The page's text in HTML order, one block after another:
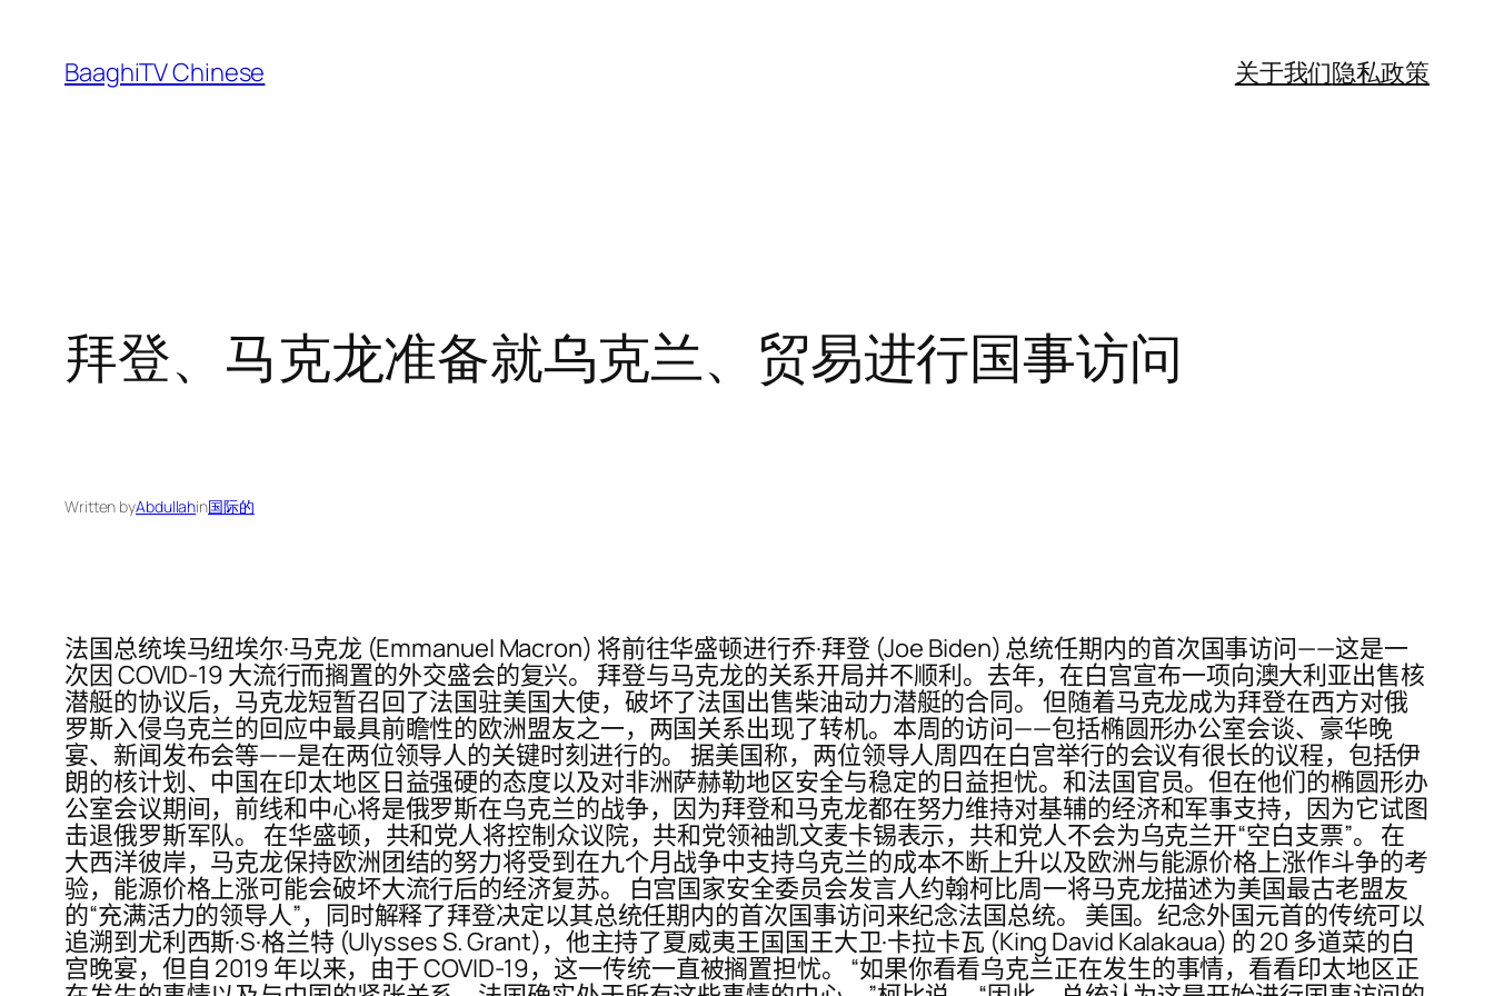
content
BaaghiTV Chinese 关于我们隐私政策
拜登、马克龙准备就乌克兰、贸易进行国事访问
Written byAbdullahin国际的
法国总统埃马纽埃尔·马克龙 (Emmanuel Macron) 将前往华盛顿进行乔·拜登 (Joe Biden) 总统任期内的首次国事访问——这是一
次因 COVID-19 大流行而搁置的外交盛会的复兴。 拜登与马克龙的关系开局并不顺利。去年，在白宫宣布一项向澳大利亚出售核
潜艇的协议后，马克龙短暂召回了法国驻美国大使，破坏了法国出售柴油动力潜艇的合同。 但随着马克龙成为拜登在西方对俄
罗斯入侵乌克兰的回应中最具前瞻性的欧洲盟友之一，两国关系出现了转机。本周的访问——包括椭圆形办公室会谈、豪华晚
宴、新闻发布会等——是在两位领导人的关键时刻进行的。 据美国称，两位领导人周四在白宫举行的会议有很长的议程，包括伊
朗的核计划、中国在印太地区日益强硬的态度以及对非洲萨赫勒地区安全与稳定的日益担忧。和法国官员。但在他们的椭圆形办
公室会议期间，前线和中心将是俄罗斯在乌克兰的战争，因为拜登和马克龙都在努力维持对基辅的经济和军事支持，因为它试图
击退俄罗斯军队。 在华盛顿，共和党人将控制众议院，共和党领袖凯文麦卡锡表示，共和党人不会为乌克兰开“空白支票”。 在
大西洋彼岸，马克龙保持欧洲团结的努力将受到在九个月战争中支持乌克兰的成本不断上升以及欧洲与能源价格上涨作斗争的考
验，能源价格上涨可能会破坏大流行后的经济复苏。 白宫国家安全委员会发言人约翰柯比周一将马克龙描述为美国最古老盟友
的“充满活力的领导人”，同时解释了拜登决定以其总统任期内的首次国事访问来纪念法国总统。 美国。纪念外国元首的传统可以
追溯到尤利西斯·S·格兰特 (Ulysses S. Grant)，他主持了夏威夷王国国王大卫·卡拉卡瓦 (King David Kalakaua) 的 20 多道菜的白
宫晚宴，但自 2019 年以来，由于 COVID-19，这一传统一直被搁置担忧。 “如果你看看乌克兰正在发生的事情，看看印太地区正